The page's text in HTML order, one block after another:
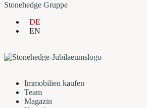
Stonehedge Gruppe
DE
EN
Immobilien kaufen
Team
Magazin